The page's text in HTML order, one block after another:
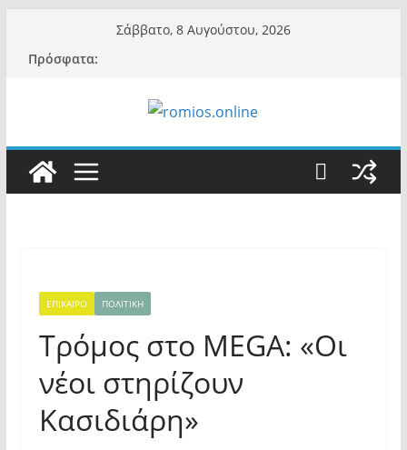
περιεχόμενο
Σάββατο, 8 Αυγούστου, 2026
Πρόσφατα:
ΕΠΙΚΑΙΡΟ ΠΟΛΙΤΙΚΗ
Τρόμος στο MEGA: «Οι
νέοι στηρίζουν
Κασιδιάρη»